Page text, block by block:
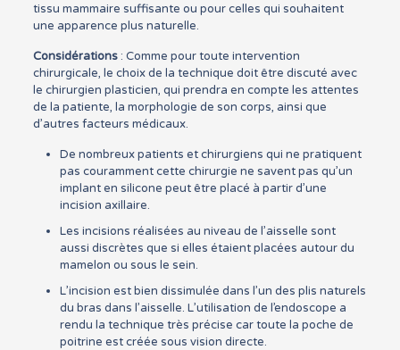
tissu mammaire suffisante ou pour celles qui souhaitent
une apparence plus naturelle.
Considérations: Comme pour toute intervention
chirurgicale, le choix de la technique doit être discuté avec
le chirurgien plasticien, qui prendra en compte les attentes
de la patiente, la morphologie de son corps, ainsi que
d’autres facteurs médicaux.
De nombreux patients et chirurgiens qui ne pratiquent
pas couramment cette chirurgie ne savent pas qu’un
implant en silicone peut être placé à partir d’une
incision axillaire.
Les incisions réalisées au niveau de l’aisselle sont
aussi discrètes que si elles étaient placées autour du
mamelon ou sous le sein.
L’incision est bien dissimulée dans l’un des plis naturels
du bras dans l’aisselle. L’utilisation de l’endoscope a
rendu la technique très précise car toute la poche de
poitrine est créée sous vision directe.